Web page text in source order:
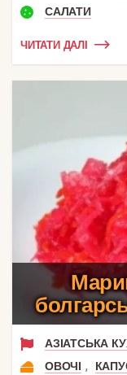
САЛАТИ
ЧИТАТИ ДАЛІ
АЗІАТСЬКА
ОВОЧІ ,